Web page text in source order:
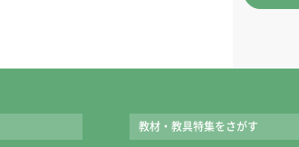
教材・教具特集をさがす